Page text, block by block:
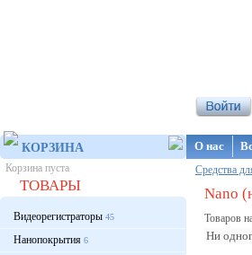
КОРЗИНА
Корзина пуста
ТОВАРЫ
Видеорегистраторы 45
Нанопокрытия 6
О нас
Средства
Nano
Товаров
Ни